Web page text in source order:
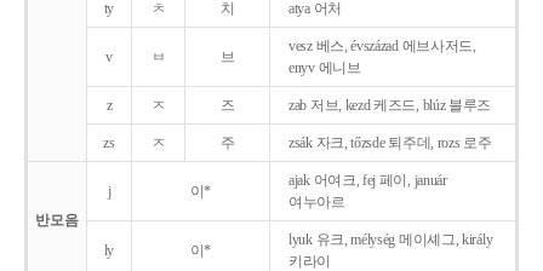
ty ㅊ 치 atya 어처
v ㅂ 브
vesz 베스, évszázad 에브사저드,
enyv 에니브
z ㅈ 즈 zab 저브, kezd 케즈드, blúz 블루즈
zs ㅈ 주 zsák 자크, tőzsde 퇴주데, rozs 로주
반모음
j 이*
ajak 어여크, fej 페이, január
여누아르
ly 이*
lyuk 유크, mélység 메이셰그, király
키라이